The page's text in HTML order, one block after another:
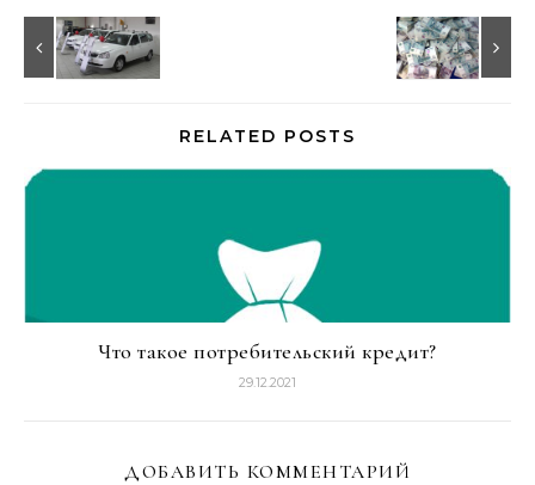
RELATED POSTS
Что такое потребительский кредит?
29.12.2021
ДОБАВИТЬ КОММЕНТАРИЙ